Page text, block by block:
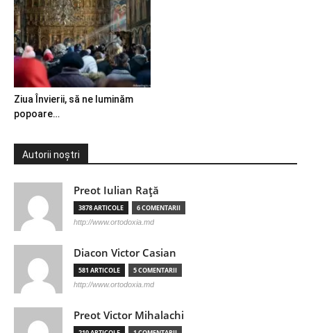
Ziua Învierii, să ne luminăm
popoare…
Autorii noștri
Preot Iulian Raţă
3878 ARTICOLE 6 COMENTARII
http://www.ortodoxia.md
Diacon Victor Casian
581 ARTICOLE 5 COMENTARII
http://www.ortodoxia.md
Preot Victor Mihalachi